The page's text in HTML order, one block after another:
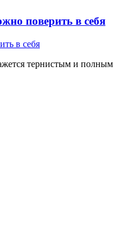
поверить в себя
тернистым и